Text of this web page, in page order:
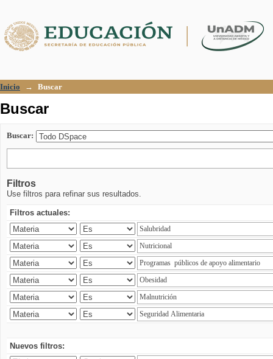
Inicio → Buscar
Buscar
Buscar:
Filtros
Use filtros para refinar sus resultados.
Filtros actuales:
Nuevos filtros: